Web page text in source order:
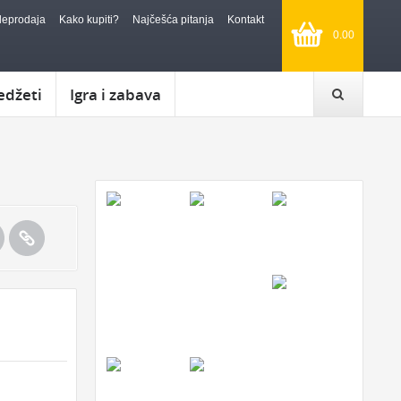
0.00
Kako kupiti? Najčešća pitanja Kontakt
Igra i zabava